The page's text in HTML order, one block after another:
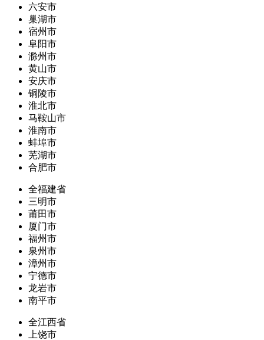
六安市
巢湖市
宿州市
阜阳市
滁州市
黄山市
安庆市
铜陵市
淮北市
马鞍山市
淮南市
蚌埠市
芜湖市
合肥市
全福建省
三明市
莆田市
厦门市
福州市
泉州市
漳州市
宁德市
龙岩市
南平市
全江西省
上饶市